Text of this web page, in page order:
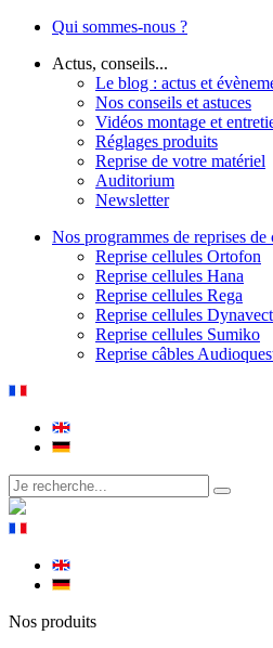
Qui sommes-nous ?
Actus, conseils...
Le blog : actus et
Nos conseils et astuces
Vidéos montage et
Réglages produits
Reprise de votre matériel
Auditorium
Newsletter
Nos programmes de reprises
Reprise cellules Ortofon
Reprise cellules Hana
Reprise cellules Rega
Reprise cellules
Reprise cellules Sumiko
Reprise câbles
Nos produits